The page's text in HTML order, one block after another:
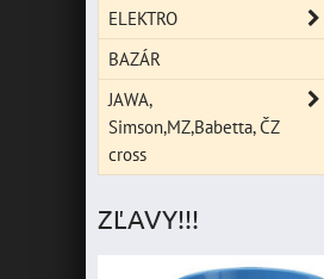
ELEKTRO
BAZÁR
JAWA,
Simson,MZ,Babetta, ČZ
cross
ZĽAVY!!!